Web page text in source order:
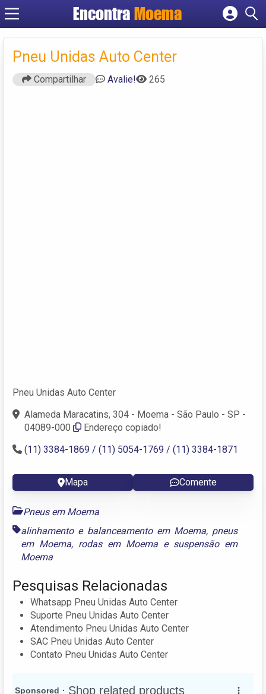
Encontra Moema
Criar conta
Pneu Unidas Auto Center
Compartilhar Avalie! 265
Pneu Unidas Auto Center
Alameda Maracatins, 304 - Moema - São Paulo - SP -
04089-000
Endereço copiado!
(11) 3384-1869 / (11) 5054-1769 / (11) 3384-1871
Mapa Comente
Pneus em Moema
alinhamento e balanceamento em Moema, pneus
em Moema, rodas em Moema e suspensão em
Moema
Pesquisas Relacionadas
Whatsapp Pneu Unidas Auto Center
Suporte Pneu Unidas Auto Center
Atendimento Pneu Unidas Auto Center
SAC Pneu Unidas Auto Center
Contato Pneu Unidas Auto Center